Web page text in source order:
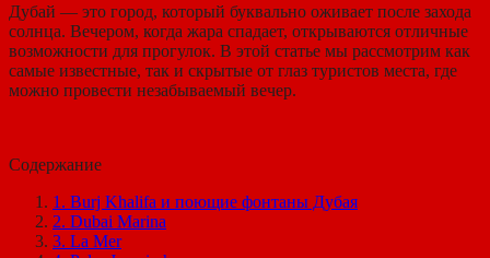
Дубай — это город, который буквально оживает после захода
солнца. Вечером, когда жара спадает, открываются отличные
возможности для прогулок. В этой статье мы рассмотрим как
самые известные, так и скрытые от глаз туристов места, где
можно провести незабываемый вечер.
Содержание
1. Burj Khalifa и поющие фонтаны Дубая
2. Dubai Marina
3. La Mer